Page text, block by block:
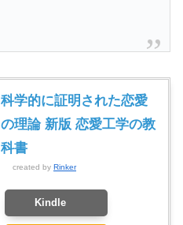
科学的に証明された恋愛
の理論 新版 恋愛工学の教
科書
created by Rinker
Kindle